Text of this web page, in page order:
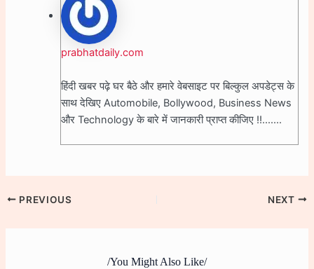
prabhatdaily.com
हिंदी खबर पढ़े घर बैठे और हमारे वेबसाइट पर बिल्कुल अपडेट्स के
साथ देखिए Automobile, Bollywood, Business News
और Technology के बारे में जानकारी प्राप्त कीजिए !!.......
PREVIOUS NEXT
/You Might Also Like/